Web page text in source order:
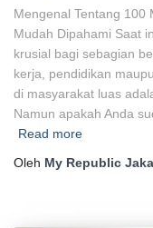
Mengenal Tentang 100
Mudah Dipahami Saat
krusial bagi sebagian
kerja, pendidikan
di masyarakat luas
Namun apakah Anda
Read more
Oleh My Republic